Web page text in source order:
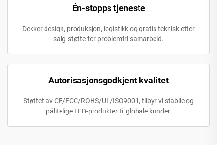
Én-stopps tjeneste
Dekker design, produksjon, logistikk og gratis teknisk etter
salg-støtte for problemfri samarbeid.
Autorisasjonsgodkjent kvalitet
Støttet av CE/FCC/ROHS/UL/ISO9001, tilbyr vi stabile og
pålitelige LED-produkter til globale kunder.